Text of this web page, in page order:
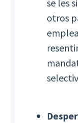
se les
otros